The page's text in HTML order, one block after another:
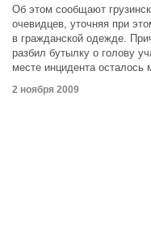
Об этом сообщают
очевидцев, уточняя при
в гражданской одежде.
разбил бутылку о голову
месте инцидента осталось
2 ноября 2009